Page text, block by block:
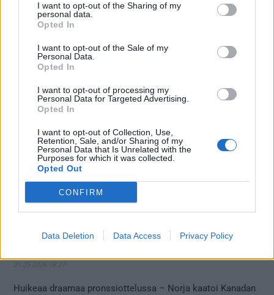
I want to opt-out of the Sharing of my
personal data.
Opted In
I want to opt-out of the Sale of my
Personal Data.
Opted In
I want to opt-out of processing my
Personal Data for Targeted Advertising.
Opted In
I want to opt-out of Collection, Use,
Retention, Sale, and/or Sharing of my
Personal Data that Is Unrelated with the
Purposes for which it was collected.
Opted Out
CONFIRM
Data Deletion Data Access Privacy Policy
Tuoreimmat uutiset
MM-kullasta käytiin armoton vääntö – Leijonat voitti
maailmanmestaruuden jatkoajalla
Huikeaa draamaa pronssiottelussa – Norja kaatoi Kanadan